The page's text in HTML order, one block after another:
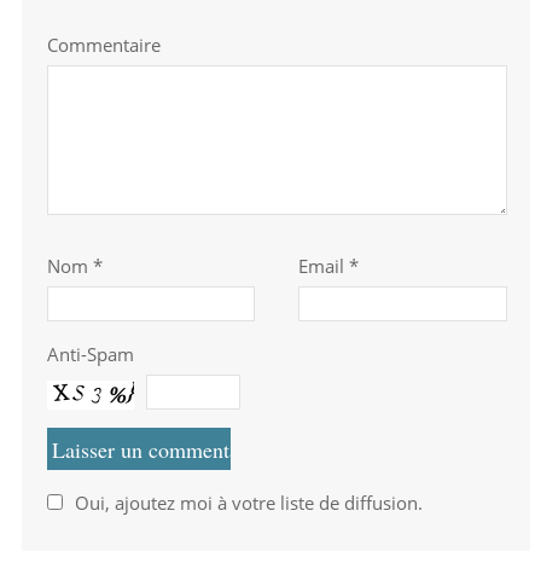
Commentaire
Nom * Email *
Anti-Spam
Oui, ajoutez moi à votre liste de diffusion.